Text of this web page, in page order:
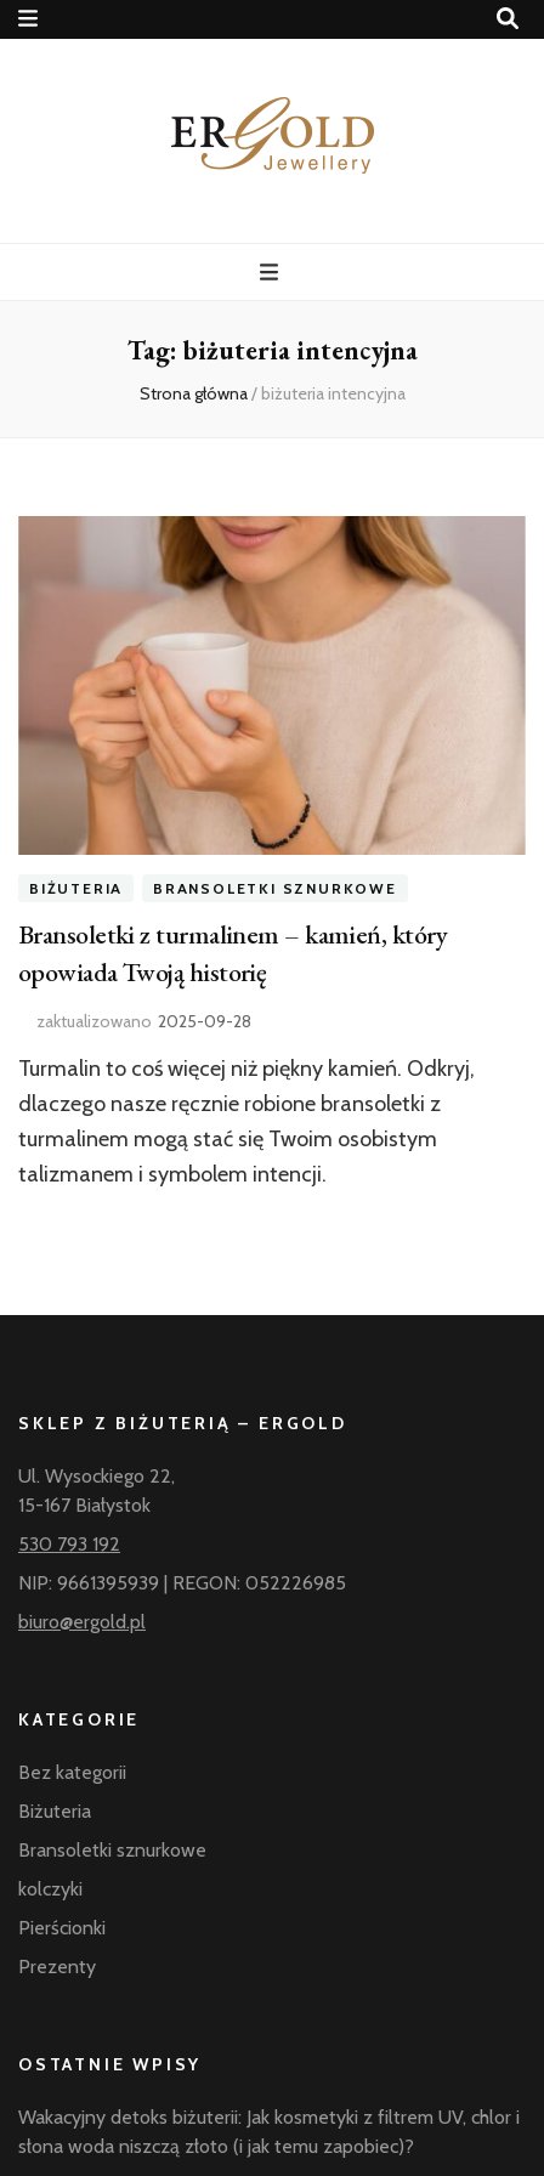
Tag: biżuteria intencyjna
Strona główna/ biżuteria intencyjna
BIŻUTERIA BRANSOLETKI SZNURKOWE
Bransoletki z turmalinem – kamień, który
opowiada Twoją historię
zaktualizowano 2025-09-28
Turmalin to coś więcej niż piękny kamień. Odkryj,
dlaczego nasze ręcznie robione bransoletki z
turmalinem mogą stać się Twoim osobistym
talizmanem i symbolem intencji.
SKLEP Z BIŻUTERIĄ – ERGOLD
Ul. Wysockiego 22,
15-167 Białystok
530 793 192
NIP: 9661395939 | REGON: 052226985
biuro@ergold.pl
KATEGORIE
Bez kategorii
Biżuteria
Bransoletki sznurkowe
kolczyki
Pierścionki
Prezenty
OSTATNIE WPISY
Wakacyjny detoks biżuterii: Jak kosmetyki z filtrem UV, chlor i
słona woda niszczą złoto (i jak temu zapobiec)?